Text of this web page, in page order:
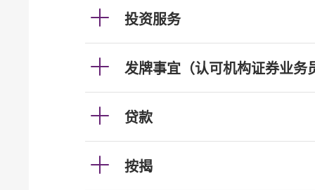
投资服务
发牌事宜（认可机构证券业务
贷款
按揭